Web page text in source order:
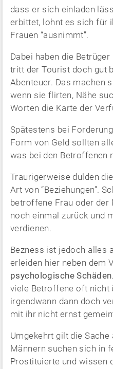
dass er sich einladen
erbittet, lohnt es sich für
Frauen “ausnimmt”.
Dabei haben die
tritt der Tourist doch gut
Abenteuer. Das machen
wenn sie flirten, Nähe
Worten die Karte der
Spätestens bei
Form von Geld sollten
was bei den Betroffenen
Traurigerweise dulden
Art von “Beziehungen”.
betroffene Frau oder der
noch einmal zurück und
verdienen.
Bezness ist jedoch alles
erleiden hier neben dem
psychologische Schäden
viele Betroffene oft nicht
irgendwann dann doch
mit ihr nicht ernst
Umgekehrt gilt die
Männern suchen sich in
Prostituierte und wissen